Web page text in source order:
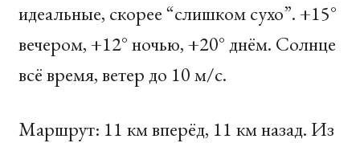
идеальные, скорее “слишком сухо”. +15°
вечером, +12° ночью, +20° днём. Солнце
всё время, ветер до 10 м/c.
Маршрут: 11 км вперёд, 11 км назад. Из